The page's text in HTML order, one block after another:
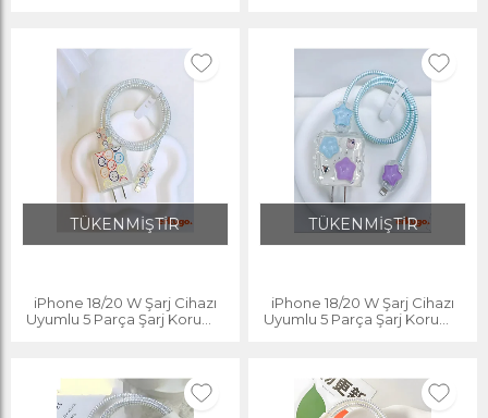
TÜKENMİŞTİR
iPhone 18/20 W Şarj Cihazı
Uyumlu 5 Parça Şarj Koruma
TÜKENMİŞTİR
iPhone 18/20 W Şarj Cihazı
Uyumlu 5 Parça Şarj Koruma